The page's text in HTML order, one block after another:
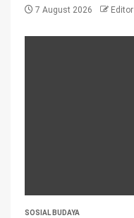
7 August 2026 Editor
SOSIAL BUDAYA